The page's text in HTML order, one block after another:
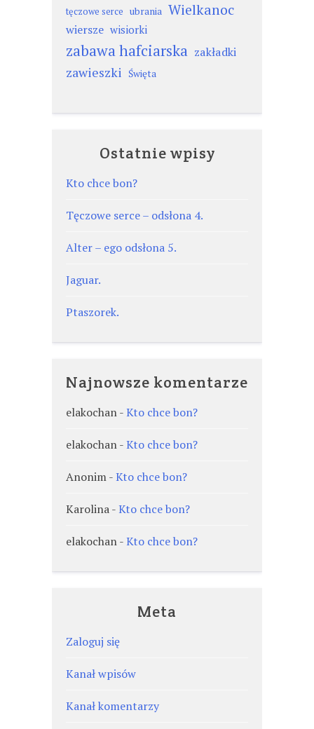
tęczowe serce ubrania Wielkanoc
wiersze wisiorki
zabawa hafciarska zakładki
zawieszki Święta
Ostatnie wpisy
Kto chce bon?
Tęczowe serce – odsłona 4.
Alter – ego odsłona 5.
Jaguar.
Ptaszorek.
Najnowsze komentarze
elakochan-Kto chce bon?
elakochan-Kto chce bon?
Anonim-Kto chce bon?
Karolina-Kto chce bon?
elakochan-Kto chce bon?
Meta
Zaloguj się
Kanał wpisów
Kanał komentarzy